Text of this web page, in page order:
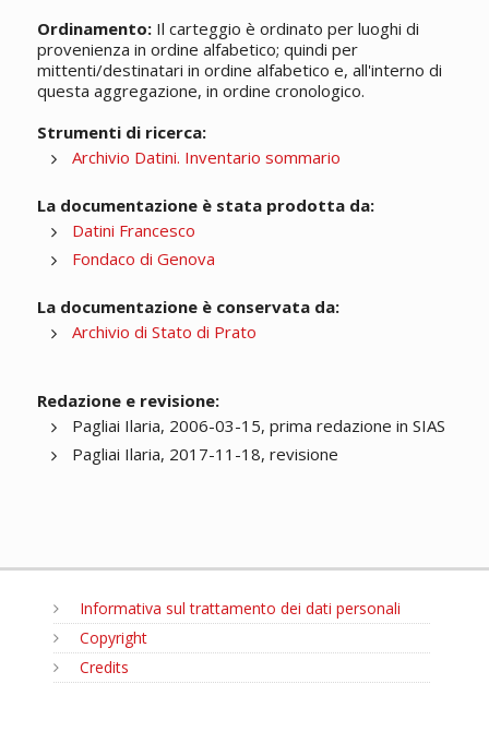
Ordinamento:Il carteggio è ordinato per luoghi di
provenienza in ordine alfabetico; quindi per
mittenti/destinatari in ordine alfabetico e, all'interno di
questa aggregazione, in ordine cronologico.
Strumenti di ricerca:
Archivio Datini. Inventario sommario
La documentazione è stata prodotta da:
Datini Francesco
Fondaco di Genova
La documentazione è conservata da:
Archivio di Stato di Prato
Redazione e revisione:
Pagliai Ilaria, 2006-03-15, prima redazione in SIAS
Pagliai Ilaria, 2017-11-18, revisione
Informativa sul trattamento dei dati personali
Copyright
Credits